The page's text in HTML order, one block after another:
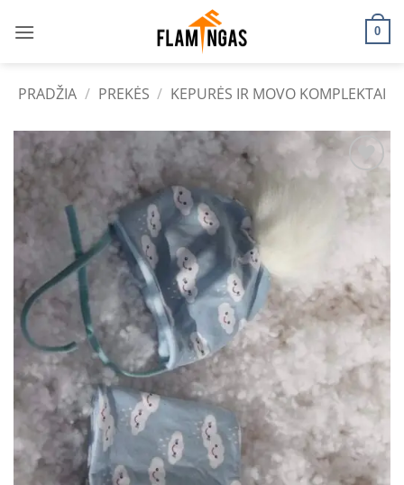
0
PRADŽIA / PREKĖS / KEPURĖS IR MOVO KOMPLEKTAI
Add to
wishlist